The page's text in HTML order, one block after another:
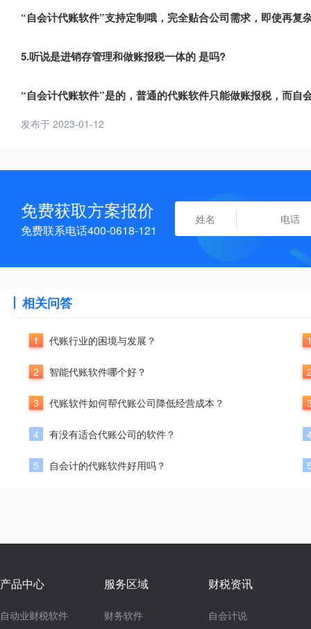
“自会计代账软件”支持定制哦，完全贴合公司需求，即使再复
5.听说是进销存管理和做账报税一体的 是吗?
“自会计代账软件”是的，普通的代账软件只能做账报税，而自
发布于 2023-01-12
免费获取方案报价
免费联系电话400-0618-121
相关问答
1 代账行业的困境与发展？
2 智能代账软件哪个好？
3 代账软件如何帮代账公司降低经营成本？
4 有没有适合代账公司的软件？
5 自会计的代账软件好用吗？
产品中心
自动业财税软件
服务区域
财务软件
财税资讯
自会计说